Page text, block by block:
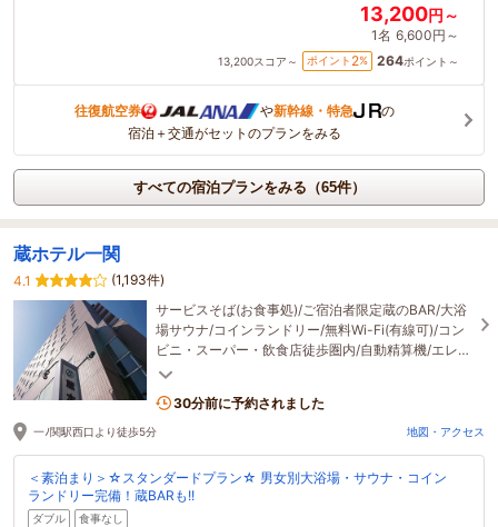
13,200円～
1名 6,600円～
13,200スコア～ ポイント 2% 264ポイント～
往復航空券 や新幹線・特急
の
宿泊＋交通がセットのプランをみる
すべての宿泊プランをみる（65件）
蔵ホテル一関
4.1
(1,193件)
サービスそば(お食事処)/ご宿泊者限定蔵のBAR/大浴
場サウナ/コインランドリー/無料Wi-Fi(有線可)/コン
ビニ・スーパー・飲食店徒歩圏内/自動精算機/エレベ
ーター2基搭載/専用駐車場１～４(有料)
30分前に予約されました
一ﾉ関駅西口より徒歩5分 地図・アクセス
＜素泊まり＞☆スタンダードプラン☆ 男女別大浴場・サウナ・コイン
ランドリー完備！蔵BARも!!
ダブル 食事なし